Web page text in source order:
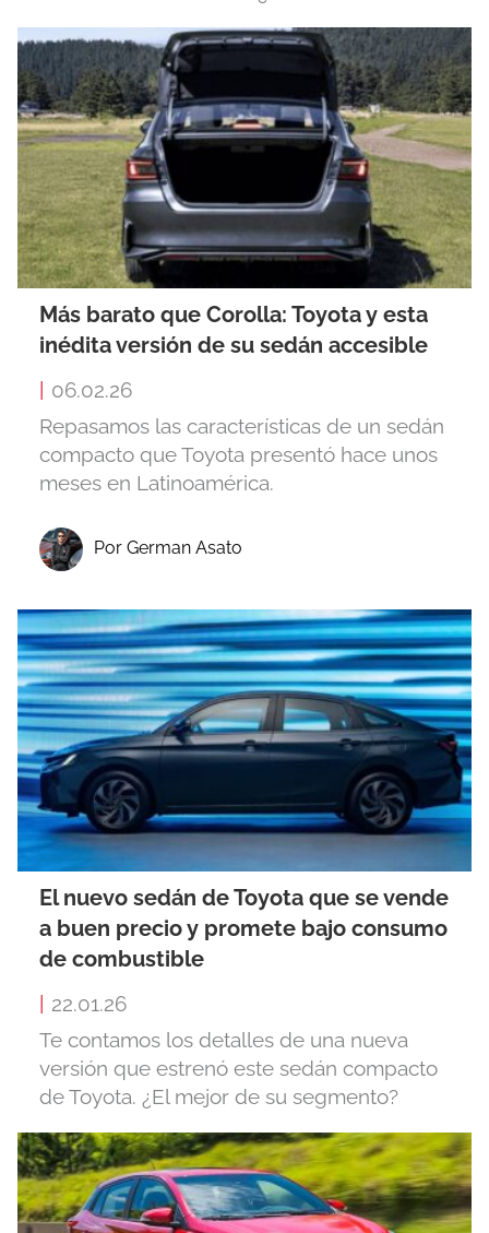
Más barato que Corolla: Toyota y esta
inédita versión de su sedán accesible
06.02.26
Repasamos las características de un sedán
compacto que Toyota presentó hace unos
meses en Latinoamérica.
Por German Asato
El nuevo sedán de Toyota que se vende
a buen precio y promete bajo consumo
de combustible
22.01.26
Te contamos los detalles de una nueva
versión que estrenó este sedán compacto
de Toyota. ¿El mejor de su segmento?